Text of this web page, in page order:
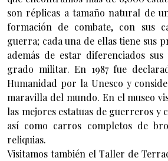
son réplicas a tamaño natural de
formación de combate, con sus
guerra; cada una de ellas tiene sus
además de estar diferenciados
grado militar. En 1987 fue
Humanidad por la Unesco y
maravilla del mundo. En el museo
las mejores estatuas de guerreros y
así como carros completos de
reliquias.
Visitamos también el Taller de